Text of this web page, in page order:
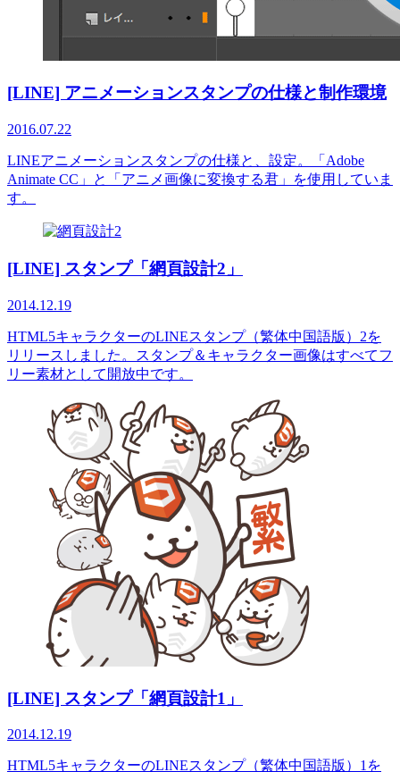
[LINE] アニメーションスタンプの仕様と制作環境
2016.07.22
LINEアニメーションスタンプの仕様と、設定。「Adobe
Animate CC」と「アニメ画像に変換する君」を使用していま
す。
[LINE] スタンプ「網頁設計2」
2014.12.19
HTML5キャラクターのLINEスタンプ（繁体中国語版）2を
リリースしました。スタンプ＆キャラクター画像はすべてフ
リー素材として開放中です。
[LINE] スタンプ「網頁設計1」
2014.12.19
HTML5キャラクターのLINEスタンプ（繁体中国語版）1を